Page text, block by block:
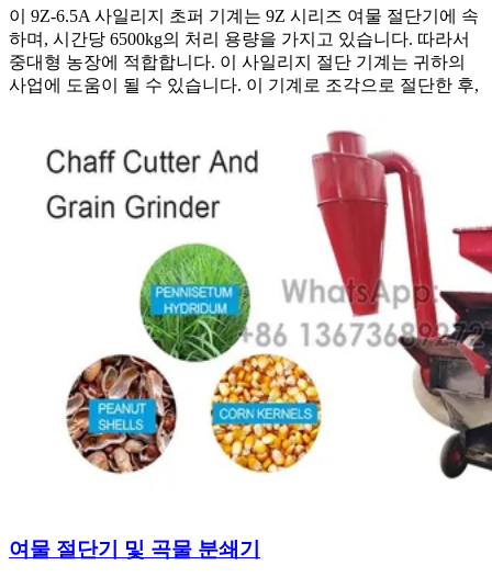
이 9Z-6.5A 사일리지 초퍼 기계는 9Z 시리즈 여물 절단기에 속
하며, 시간당 6500kg의 처리 용량을 가지고 있습니다. 따라서
중대형 농장에 적합합니다. 이 사일리지 절단 기계는 귀하의
사업에 도움이 될 수 있습니다. 이 기계로 조각으로 절단한 후,
여물 절단기 및 곡물 분쇄기